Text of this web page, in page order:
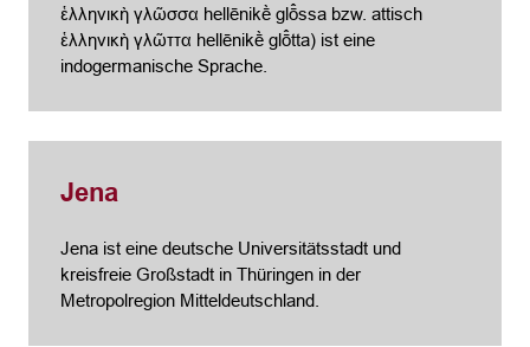
ἑλληνικὴ γλῶσσα hellēnikḕ glō̂ssa bzw. attisch
ἑλληνικὴ γλῶττα hellēnikḕ glō̂tta) ist eine
indogermanische Sprache.
Jena
Jena ist eine deutsche Universitätsstadt und
kreisfreie Großstadt in Thüringen in der
Metropolregion Mitteldeutschland.